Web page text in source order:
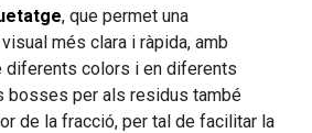
, que permet una
més clara i ràpida, amb
diferents colors i en diferents
bosses per als residus també
de la fracció, per tal de facilitar la